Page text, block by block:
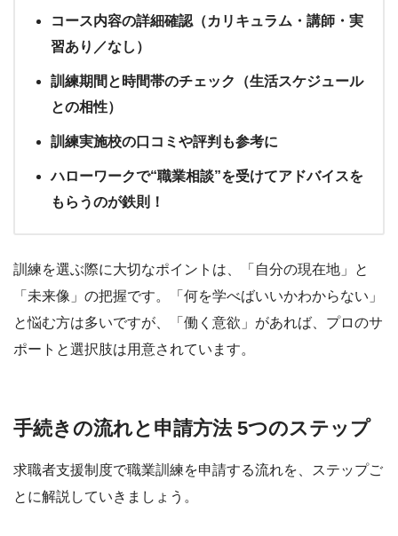
コース内容の詳細確認（カリキュラム・講師・実
習あり／なし）
訓練期間と時間帯のチェック（生活スケジュール
との相性）
訓練実施校の口コミや評判も参考に
ハローワークで“職業相談”を受けてアドバイスを
もらうのが鉄則！
訓練を選ぶ際に大切なポイントは、「自分の現在地」と
「未来像」の把握です。「何を学べばいいかわからない」
と悩む方は多いですが、「働く意欲」があれば、プロのサ
ポートと選択肢は用意されています。
手続きの流れと申請方法 5つのステップ
求職者支援制度で職業訓練を申請する流れを、ステップご
とに解説していきましょう。